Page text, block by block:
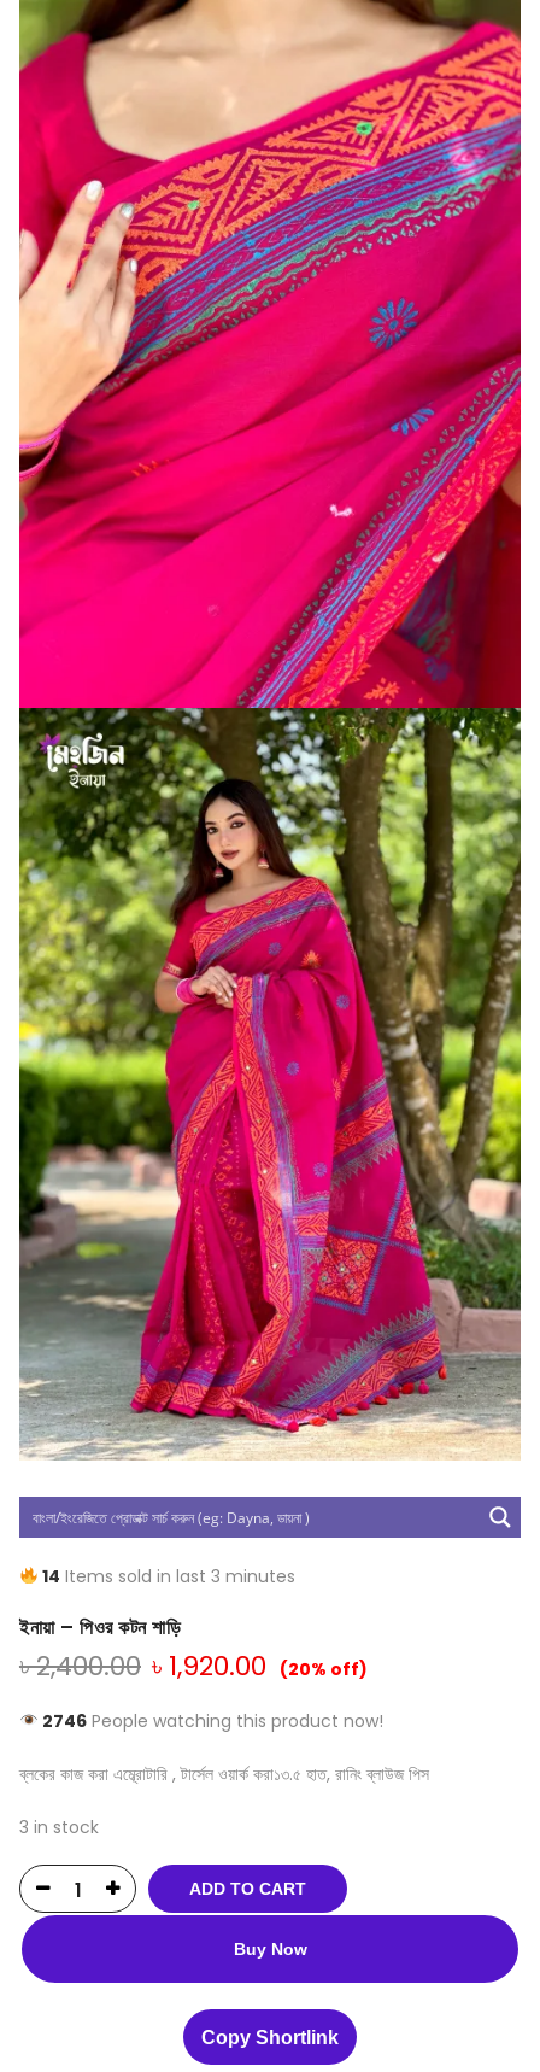
14 Items sold in last 3 minutes
ইনায়া – পিওর কটন শাড়ি
৳2,400.00 ৳ 1,920.00 (20% off)
2746People watching this product now!
ব্লকের কাজ করা এম্ব্রোটারি , টার্সেল ওয়ার্ক করা১৩.৫ হাত, রানিং ব্লাউজ পিস
3 in stock
ADD TO CART
Buy Now
Copy Shortlink